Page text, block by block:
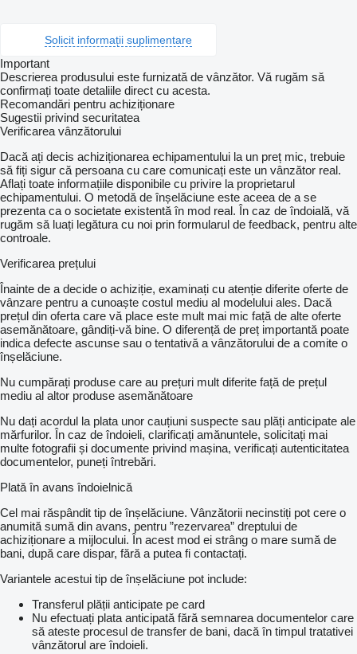
Solicit informații suplimentare
Important
Descrierea produsului este furnizată de vânzător. Vă rugăm să
confirmați toate detaliile direct cu acesta.
Recomandări pentru achiziționare
Sugestii privind securitatea
Verificarea vânzătorului
Dacă ați decis achiziționarea echipamentului la un preț mic, trebuie
să fiți sigur că persoana cu care comunicați este un vânzător real.
Aflați toate informațiile disponibile cu privire la proprietarul
echipamentului. O metodă de înșelăciune este aceea de a se
prezenta ca o societate existentă în mod real. În caz de îndoială, vă
rugăm să luați legătura cu noi prin formularul de feedback, pentru alte
controale.
Verificarea prețului
Înainte de a decide o achiziție, examinați cu atenție diferite oferte de
vânzare pentru a cunoaște costul mediu al modelului ales. Dacă
prețul din oferta care vă place este mult mai mic față de alte oferte
asemănătoare, gândiți-vă bine. O diferență de preț importantă poate
indica defecte ascunse sau o tentativă a vânzătorului de a comite o
înșelăciune.
Nu cumpărați produse care au prețuri mult diferite față de prețul
mediu al altor produse asemănătoare
Nu dați acordul la plata unor cauțiuni suspecte sau plăți anticipate ale
mărfurilor. În caz de îndoieli, clarificați amănuntele, solicitați mai
multe fotografii și documente privind mașina, verificați autenticitatea
documentelor, puneți întrebări.
Plată în avans îndoielnică
Cel mai răspândit tip de înșelăciune. Vânzătorii necinstiți pot cere o
anumită sumă din avans, pentru ”rezervarea” dreptului de
achiziționare a mijlocului. În acest mod ei strâng o mare sumă de
bani, după care dispar, fără a putea fi contactați.
Variantele acestui tip de înșelăciune pot include:
Transferul plății anticipate pe card
Nu efectuați plata anticipată fără semnarea documentelor care
să ateste procesul de transfer de bani, dacă în timpul tratativei
vânzătorul are îndoieli.